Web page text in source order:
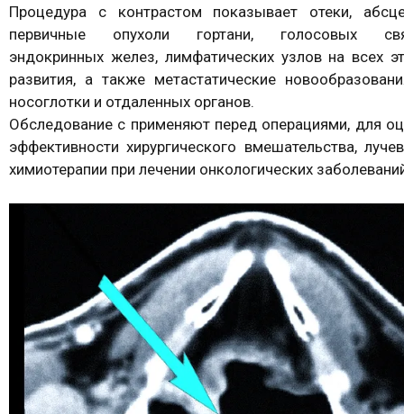
Процедура с контрастом показывает отеки,
первичные опухоли гортани, голосовых
эндокринных желез, лимфатических узлов на всех
развития, а также метастатические
носоглотки и отдаленных органов.
Обследование с применяют перед операциями, для
эффективности хирургического вмешательства,
химиотерапии при лечении онкологических